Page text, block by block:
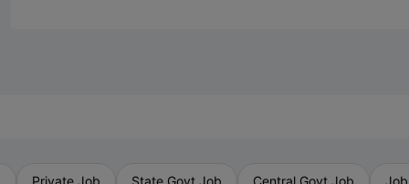
Private Job State Govt Job Central Govt Job